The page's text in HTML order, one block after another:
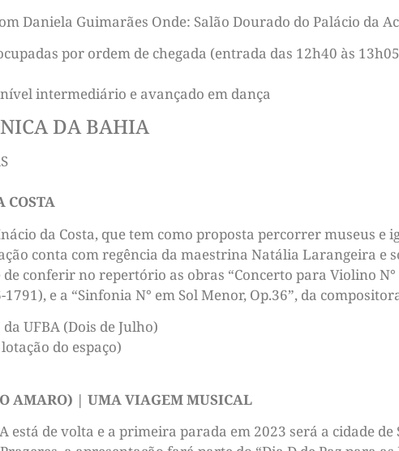
Daniela Guimarães Onde: Salão Dourado do Palácio da
por ordem de chegada (entrada das 12h40 às
nível intermediário e avançado em dança
DA BAHIA
COSTA
da Costa, que tem como proposta percorrer museus e
conta com regência da maestrina Natália Larangeira e
conferir no repertório as obras “Concerto para Violino
e a “Sinfonia N° em Sol Menor, Op.36”, da
UFBA (Dois de Julho)
do espaço)
AMARO) | UMA VIAGEM MUSICAL
está de volta e a primeira parada em 2023 será a cidade